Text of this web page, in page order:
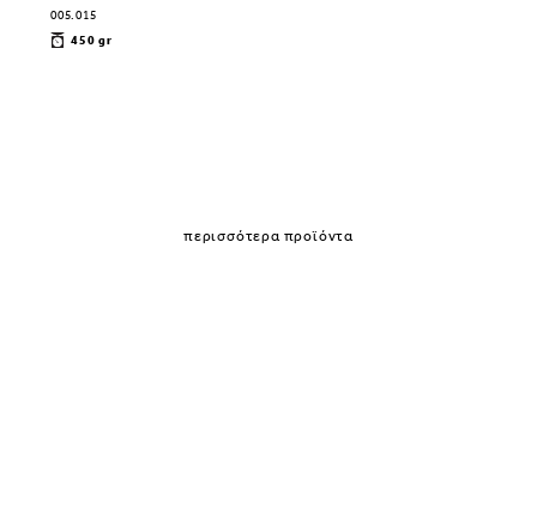
005.015
450 gr
περισσότερα προϊόντα